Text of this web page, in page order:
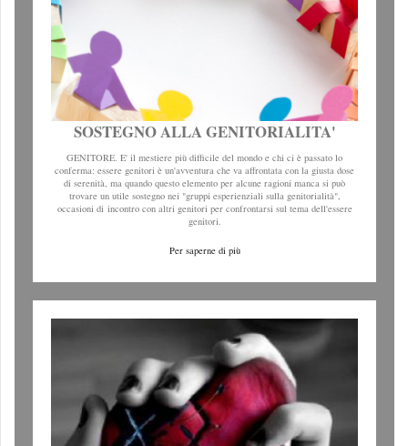
SOSTEGNO ALLA GENITORIALITA'
GENITORE. E' il mestiere più difficile del mondo e chi ci è passato lo
conferma: essere genitori è un'avventura che va affrontata con la giusta dose
di serenità, ma quando questo elemento per alcune ragioni manca si può
trovare un utile sostegno nei "gruppi esperienziali sulla genitorialità",
occasioni di incontro con altri genitori per confrontarsi sul tema dell'essere
genitori.
Per saperne di più